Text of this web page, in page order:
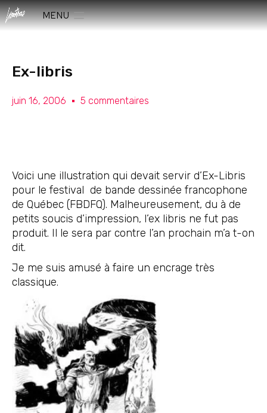
MENU
Ex-libris
juin 16, 2006 5 commentaires
Voici une illustration qui devait servir d’Ex-Libris
pour le festival de bande dessinée francophone
de Québec (FBDFQ). Malheureusement, du à de
petits soucis d’impression, l’ex libris ne fut pas
produit. Il le sera par contre l’an prochain m’a t-on
dit.
Je me suis amusé à faire un encrage très
classique.